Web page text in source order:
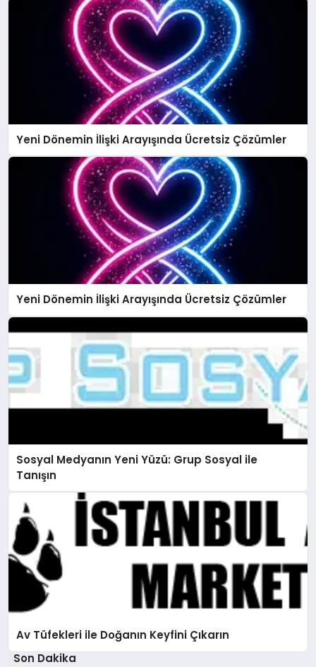
Yeni Dönemin İlişki Arayışında Ücretsiz Çözümler
Yeni Dönemin İlişki Arayışında Ücretsiz Çözümler
Sosyal Medyanın Yeni Yüzü: Grup Sosyal ile
Tanışın
Av Tüfekleri ile Doğanın Keyfini Çıkarın
Son Dakika